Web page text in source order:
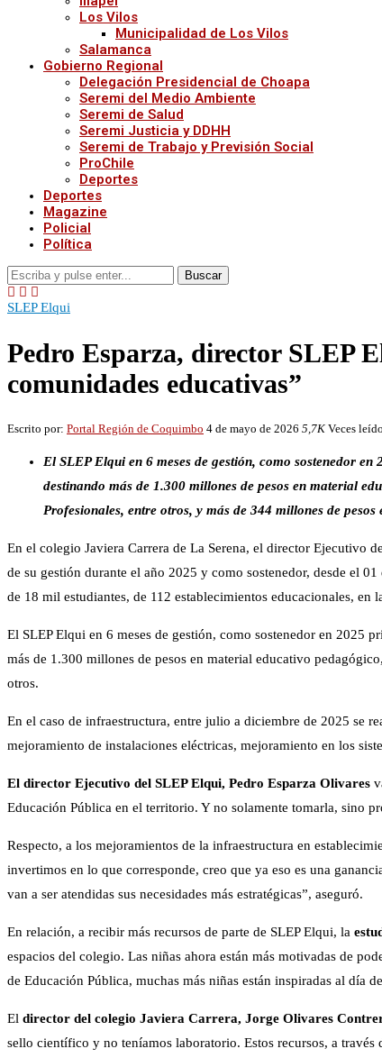
Los Vilos
Municipalidad de Los Vilos
Salamanca
Gobierno Regional
Delegación Presidencial de Choapa
Seremi del Medio Ambiente
Seremi de Salud
Seremi Justicia y DDHH
Seremi de Trabajo y Previsión Social
ProChile
Deportes
Deportes
Magazine
Policial
Política
Buscar
SLEP Elqui
Pedro Esparza, director SLEP
comunidades educativas”
Escrito por: Portal Región de Coquimbo 4 de mayo de 2026 5,7K Veces leído
El SLEP Elqui en 6 meses de gestión, como sostenedor
destinando más de 1.300 millones de pesos en material
Profesionales, entre otros, y más de 344 millones de
En el colegio Javiera Carrera de La Serena, el director Ejecutivo
de su gestión durante el año 2025 y como sostenedor, desde el
de 18 mil estudiantes, de 112 establecimientos educacionales,
El SLEP Elqui en 6 meses de gestión, como sostenedor en 2025
más de 1.300 millones de pesos en material educativo
otros.
En el caso de infraestructura, entre julio a diciembre de 2025 se
mejoramiento de instalaciones eléctricas, mejoramiento en los
El director Ejecutivo del SLEP Elqui, Pedro Esparza Olivares
Educación Pública en el territorio. Y no solamente tomarla, sino
Respecto, a los mejoramientos de la infraestructura en
invertimos en lo que corresponde, creo que ya eso es una
van a ser atendidas sus necesidades más estratégicas”, aseguró.
En relación, a recibir más recursos de parte de SLEP Elqui, la
espacios del colegio. Las niñas ahora están más motivadas de
de Educación Pública, muchas más niñas están inspiradas al día
El director del colegio Javiera Carrera, Jorge Olivares
sello científico y no teníamos laboratorio. Estos recursos, a